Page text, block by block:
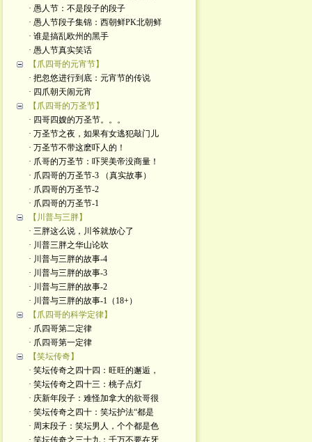
· 愚人节：不是段子的段子
· 愚人节段子集锦：西朝鲜PK北朝鲜
· 谁是搞乱欧州的黑手
· 愚人节真实笑话
【爪四哥的元宵节】
· 把忽悠进行到底：元宵节的传说
· 四爪朝天闹元宵
【爪四哥的万圣节】
· 四哥四嫂的万圣节。。。
· 万圣节之夜，如果有女逃犯敲门儿
· 万圣节不带这麽吓人的！
· 爪哥的万圣节：吓哭美帝没商量！
· 爪四哥的万圣节-3 （真实故事）
· 爪四哥的万圣节-2
· 爪四哥的万圣节-1
【川普与三胖】
· 三胖这么说，川爷就放心了
· 川普三胖之华山论吹
· 川普与三胖的故事-4
· 川普与三胖的故事-3
· 川普与三胖的故事-2
· 川普与三胖的故事-1（18+）
【爪四哥的科学定律】
· 爪四哥第二定律
· 爪四哥第一定律
【笑坛传奇】
· 笑坛传奇之四十四：旺旺的邂逅，
· 笑坛传奇之四十三：桃子点灯
· 庆新年段子：难怪加拿大的欲哥很
· 笑坛传奇之四十：笑坛护法“都是
· 周末段子：笑坛男人，个个都是色
· 笑坛传奇之三十九：千万不要在牙